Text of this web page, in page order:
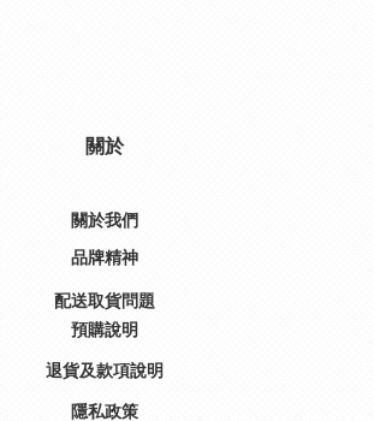
關於
關於我們
品牌精神
配送取貨問題
預購說明
退貨及款項說明
隱私政策